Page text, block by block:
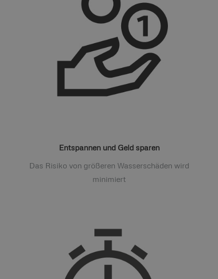
Entspannen und Geld sparen
Das Risiko von größeren Wasserschäden wird
minimiert